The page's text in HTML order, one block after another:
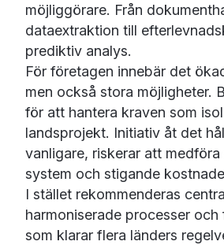
möjliggörare. Från
dataextraktion till
prediktiv analys.
För företagen innebär det
men också stora möjligheter.
för att hantera kraven som
landsprojekt. Initiativ åt det
vanligare, riskerar att
system och stigande
I stället rekommenderas
harmoniserade processer
som klarar flera länders